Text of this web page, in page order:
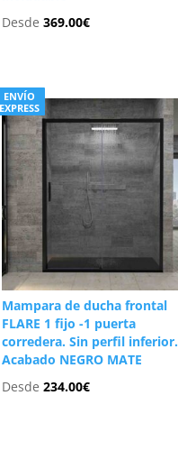
Desde369.00€
ENVÍO
Mampara de ducha frontal
FLARE 1 fijo -1 puerta
corredera. Sin perfil inferior.
Acabado NEGRO MATE
Desde234.00€